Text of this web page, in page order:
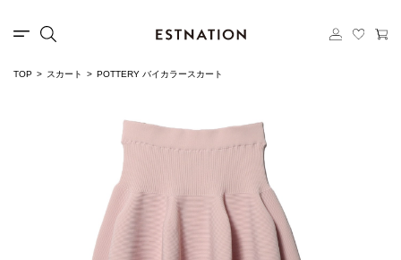
TOP スカート POTTERY バイカラースカート